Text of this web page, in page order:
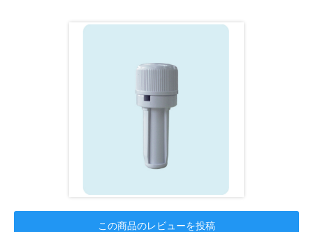
この商品のレビューを投稿